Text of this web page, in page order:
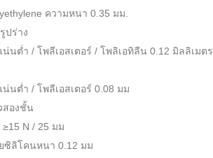
ความหนา 0.35 มม.
ปร่าง
นต่ำ / โพลีเอสเตอร์ / โพลิเอทิลีน 0.12 มิลลิเมตร
นต่ำ / โพลีเอสเตอร์ 0.08 มม
สองชั้น
N / 25 มม
ซิลิโคนหนา 0.12 มม